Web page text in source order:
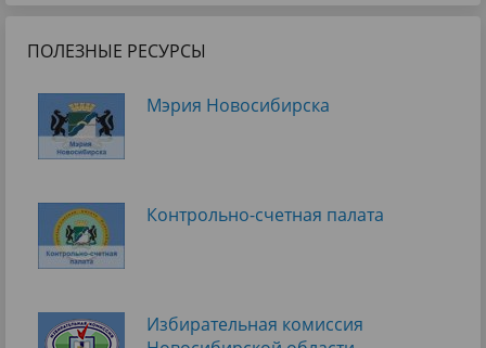
ПОЛЕЗНЫЕ РЕСУРСЫ
Мэрия Новосибирска
Контрольно-счетная палата
Избирательная комиссия